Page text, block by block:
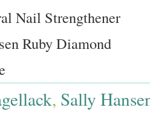
Nail Strengthener
Ruby Diamond
, Sally